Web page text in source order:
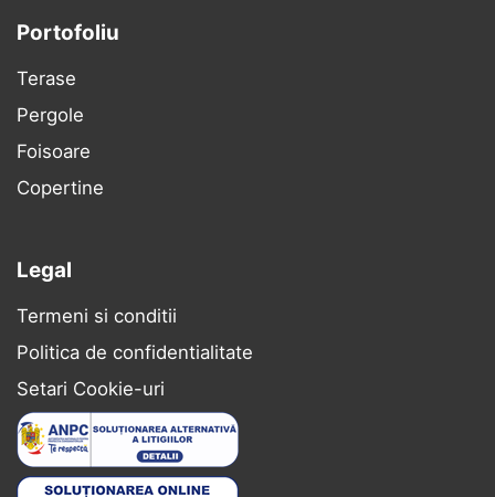
Portofoliu
Terase
Pergole
Foisoare
Copertine
Legal
Termeni si conditii
Politica de confidentialitate
Setari Cookie-uri